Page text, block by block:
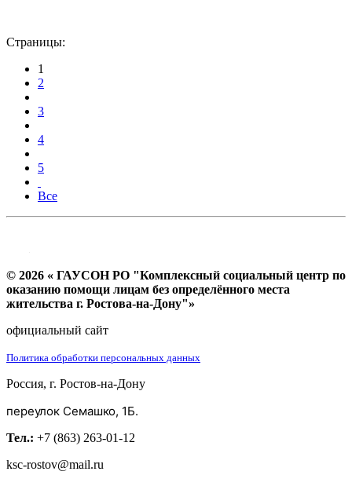
Страницы:
1
2
3
4
5
Все
© 2026 « ГАУСОН РО "Комплексный социальный центр по
оказанию помощи лицам без определённого места
жительства г. Ростова-на-Дону"»
официальный сайт
Политика обработки персональных данных
Россия, г. Ростов-на-Дону
переулок Семашко, 1Б.
Тел.: +7 (863) 263-01-12
ksc-rostov@mail.ru